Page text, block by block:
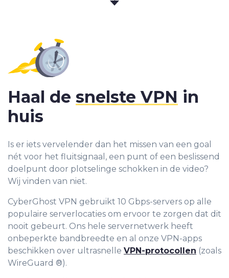
Haal de snelste VPN in
huis
Is er iets vervelender dan het missen van een goal
nét voor het fluitsignaal, een punt of een beslissend
doelpunt door plotselinge schokken in de video?
Wij vinden van niet.
CyberGhost VPN gebruikt 10 Gbps-servers op alle
populaire serverlocaties om ervoor te zorgen dat dit
nooit gebeurt. Ons hele servernetwerk heeft
onbeperkte bandbreedte en al onze VPN-apps
beschikken over ultrasnelle VPN-protocollen (zoals
WireGuard ®).